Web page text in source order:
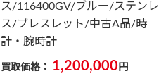
ス/116400GV/ブルー/ステンレ
ス/ブレスレット/中古A品/時
計・腕時計
買取価格： 1,200,000 円